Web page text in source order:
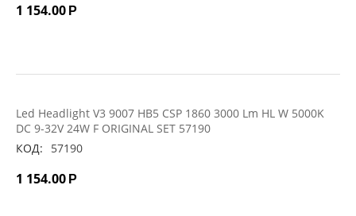
1 154.00 Р
Led Headlight V3 9007 HB5 CSP 1860 3000 Lm HL W 5000K
DC 9-32V 24W F ORIGINAL SET 57190
КОД:
57190
1 154.00 Р